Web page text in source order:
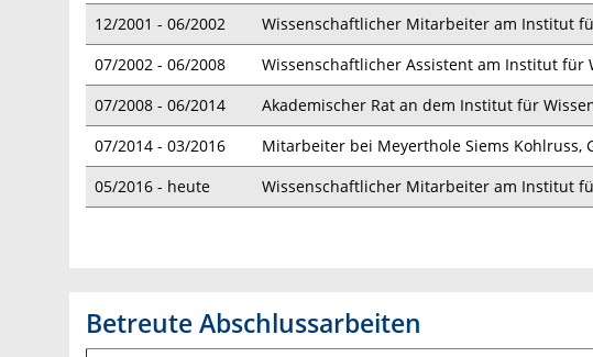
12/2001 - 06/2002
Wissenschaftlicher Mitarbeiter am Institut
07/2002 - 06/2008
Wissenschaftlicher Assistent am Institut für
07/2008 - 06/2014
Akademischer Rat an dem Institut für
07/2014 - 03/2016
Mitarbeiter bei Meyerthole Siems Kohlruss,
05/2016 - heute
Wissenschaftlicher Mitarbeiter am Institut
Betreute Abschlussarbeiten